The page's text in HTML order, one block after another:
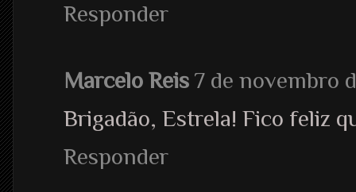
Responder
Marcelo Reis 7 de novembro
Brigadão, Estrela! Fico feliz
Responder